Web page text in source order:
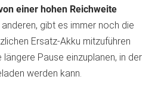
einer hohen Reichweite
anderen, gibt es immer noch die
Ersatz-Akku mitzuführen
Pause einzuplanen, in der
werden kann.